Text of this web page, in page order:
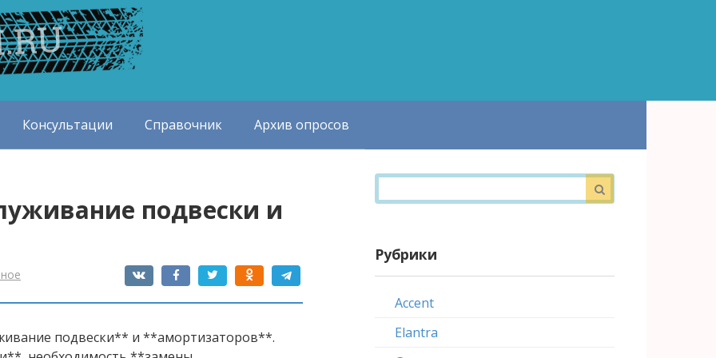
Консультации Справочник Архив опросов
подвески и
подвески** и **амортизаторов**.
Поиск:
Рубрики
Accent
Elantra